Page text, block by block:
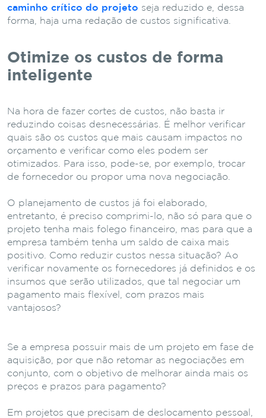
caminho crítico do projeto seja reduzido e, dessa
forma, haja uma redação de custos significativa.
Otimize os custos de forma
inteligente
Na hora de fazer cortes de custos, não basta ir
reduzindo coisas desnecessárias. É melhor verificar
quais são os custos que mais causam impactos no
orçamento e verificar como eles podem ser
otimizados. Para isso, pode-se, por exemplo, trocar
de fornecedor ou propor uma nova negociação.
O planejamento de custos já foi elaborado,
entretanto, é preciso comprimi-lo, não só para que o
projeto tenha mais folego financeiro, mas para que a
empresa também tenha um saldo de caixa mais
positivo. Como reduzir custos nessa situação? Ao
verificar novamente os fornecedores já definidos e os
insumos que serão utilizados, que tal negociar um
pagamento mais flexível, com prazos mais
vantajosos?
Se a empresa possuir mais de um projeto em fase de
aquisição, por que não retomar as negociações em
conjunto, com o objetivo de melhorar ainda mais os
preços e prazos para pagamento?
Em projetos que precisam de deslocamento pessoal,